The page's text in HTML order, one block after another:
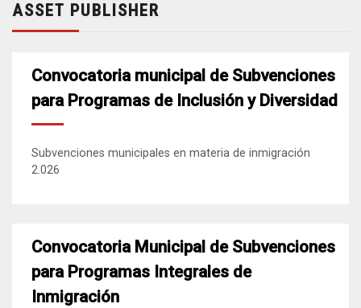
ASSET PUBLISHER
Convocatoria municipal de Subvenciones
para Programas de Inclusión y Diversidad
Subvenciones municipales en materia de inmigración
2.026
Convocatoria Municipal de Subvenciones
para Programas Integrales de
Inmigración